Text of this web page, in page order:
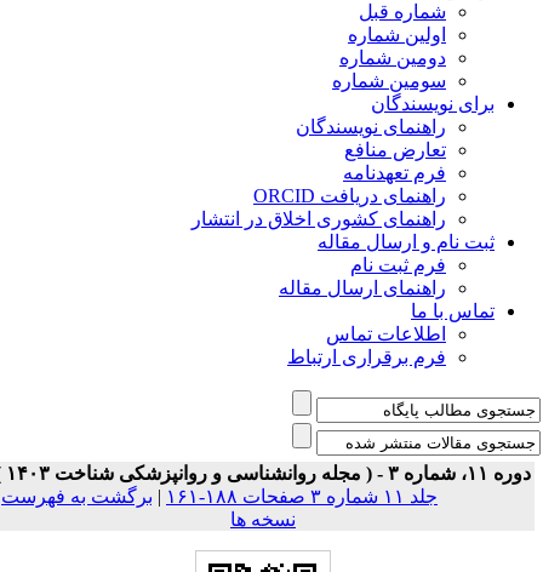
شماره قبل
اولین شماره
دومین شماره
سومین شماره
برای نویسندگان
راهنمای نویسندگان
تعارض منافع
فرم تعهدنامه
راهنمای دریافت ORCID
راهنمای کشوری اخلاق در انتشار
ثبت نام و ارسال مقاله
فرم ثبت نام
راهنمای ارسال مقاله
تماس با ما
اطلاعات تماس
فرم برقراری ارتباط
شماره ۳ - ( مجله روانشناسی و روانپزشکی شناخت ۱۴۰۳ )
جلد ۱۱ شماره ۳ صفحات ۱۸۸-۱۶۱
| برگشت به فهرست
نسخه ها